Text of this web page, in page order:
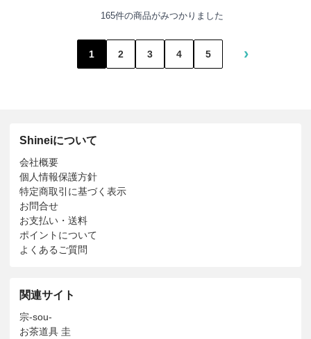
165件の商品がみつかりました
1 2 3 4 5 ›
Shineiについて
会社概要
個人情報保護方針
特定商取引に基づく表示
お問合せ
お支払い・送料
ポイントについて
よくあるご質問
関連サイト
宗-sou-
お茶道具 圭